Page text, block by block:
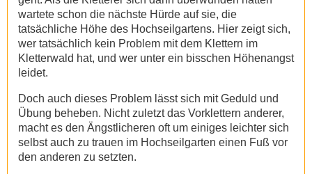
wartete schon die nächste Hürde auf sie, die
tatsächliche Höhe des Hochseilgartens. Hier zeigt sich,
wer tatsächlich kein Problem mit dem Klettern im
Kletterwald hat, und wer unter ein bisschen Höhenangst
leidet.
Doch auch dieses Problem lässt sich mit Geduld und
Übung beheben. Nicht zuletzt das Vorklettern anderer,
macht es den Ängstlicheren oft um einiges leichter sich
selbst auch zu trauen im Hochseilgarten einen Fuß vor
den anderen zu setzten.